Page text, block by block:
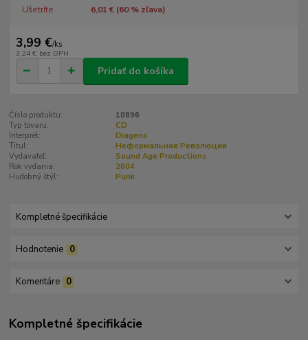
Ušetríte 6,01 € (60% zľava)
3,99 €/ks
3,24 € bez DPH
Pridať do košíka
Číslo produktu:
10896
Typ tovaru:
CD
Interprét:
Diagens
Titul:
Неформальная Революция
Vydavateľ:
Sound Age Productions
Rok vydania:
2004
Hudobný štýl:
Punk
Kompletné špecifikácie
Hodnotenie 0
Komentáre 0
Kompletné špecifikácie